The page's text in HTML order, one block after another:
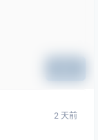
2 天前